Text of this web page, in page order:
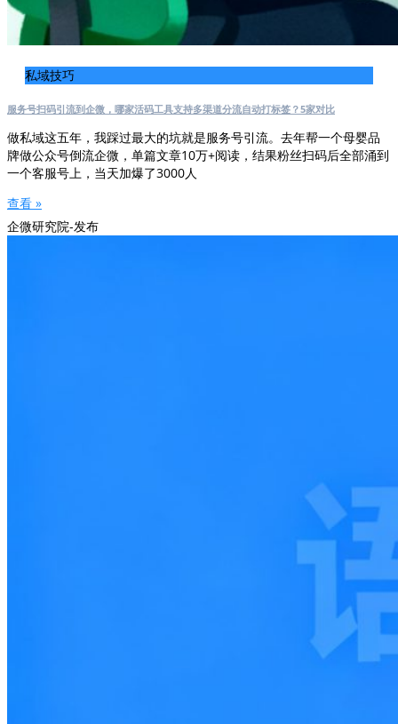
私域技巧
服务号扫码引流到企微，哪家活码工具支持多渠道分流自动打标签？5家对比
做私域这五年，我踩过最大的坑就是服务号引流。去年帮一个母婴品
牌做公众号倒流企微，单篇文章10万+阅读，结果粉丝扫码后全部涌到
一个客服号上，当天加爆了3000人
查看 »
企微研究院-发布